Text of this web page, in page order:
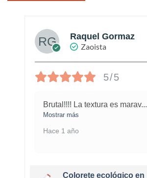
Raquel Gormaz
Zaoista
5/5
Brutal!!!! La textura es marav...
Mostrar más
Hace 1 año
Colorete ecológico en